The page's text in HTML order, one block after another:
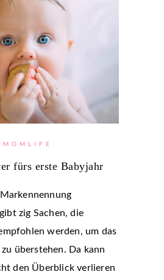
MOMLIFE
fürs erste Babyjahr
zig Sachen, die
werden, um das
überstehen. Da kann
den Überblick verlieren